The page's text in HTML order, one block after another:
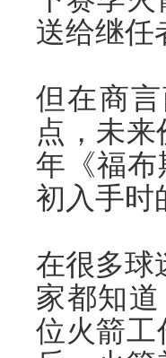
送给继任
但在商
点，未
年《福布
初入手时
在很多球
家都知
位火箭工